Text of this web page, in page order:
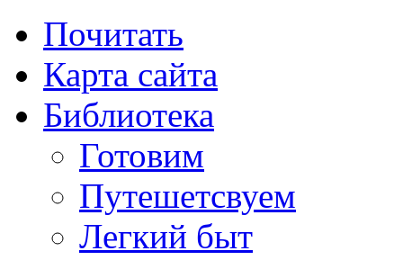
Почитать
Карта сайта
Библиотека
Готовим
Путешетсвуем
Легкий быт